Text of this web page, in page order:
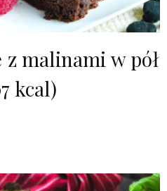
malinami w pół
kcal)